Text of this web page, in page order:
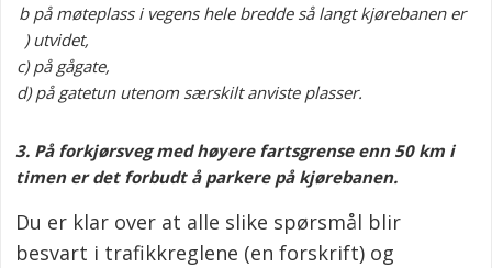
b
)
på møteplass i vegens hele bredde så langt kjørebanen er
utvidet,
c) på gågate,
d) på gatetun utenom særskilt anviste plasser.
3. På forkjørsveg med høyere fartsgrense enn 50 km i
timen er det forbudt å parkere på kjørebanen.
Du er klar over at alle slike spørsmål blir
besvart i trafikkreglene (en forskrift) og